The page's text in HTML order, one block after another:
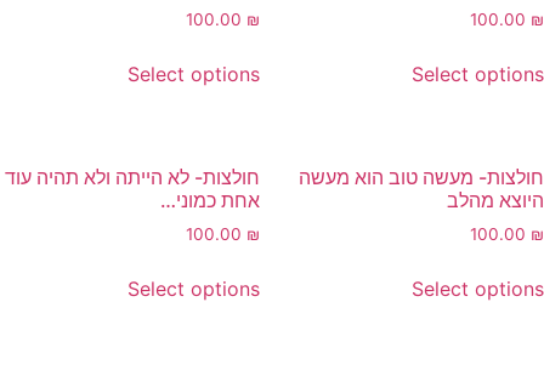
100.00 ₪
Select options
100.00 ₪
Select options
חולצות- מעשה טוב הוא מעשה
היוצא מהלב
100.00 ₪
Select options
חולצות- לא הייתה ולא תהיה עוד
אחת כמוני…
100.00 ₪
Select options